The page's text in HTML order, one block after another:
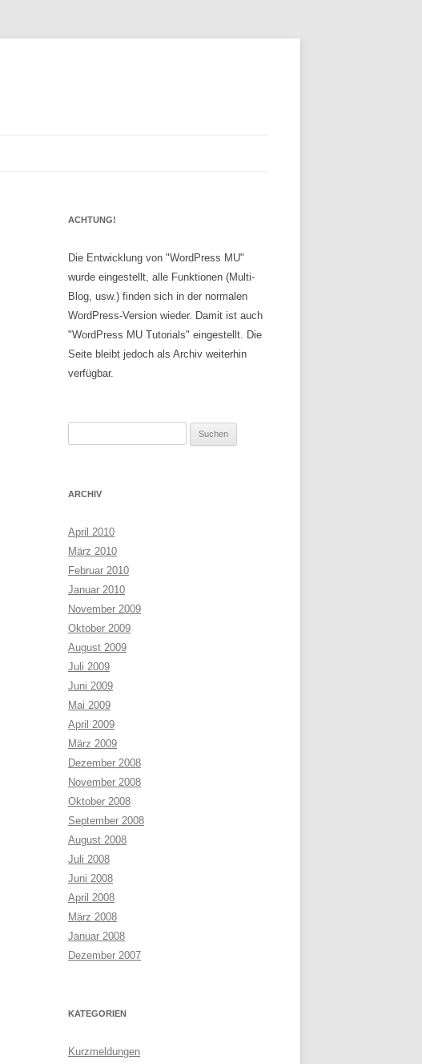
ACHTUNG!
Die Entwicklung von "WordPress MU"
wurde eingestellt, alle Funktionen (Multi-
Blog, usw.) finden sich in der normalen
WordPress-Version wieder. Damit ist auch
"WordPress MU Tutorials" eingestellt. Die
Seite bleibt jedoch als Archiv weiterhin
verfügbar.
ARCHIV
April 2010
März 2010
Februar 2010
Januar 2010
November 2009
Oktober 2009
August 2009
Juli 2009
Juni 2009
Mai 2009
April 2009
März 2009
Dezember 2008
November 2008
Oktober 2008
September 2008
August 2008
Juli 2008
Juni 2008
April 2008
März 2008
Januar 2008
Dezember 2007
KATEGORIEN
Kurzmeldungen